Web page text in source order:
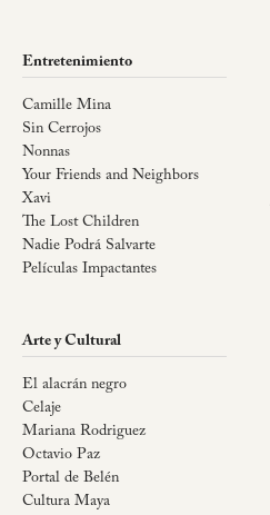
Entretenimiento
Camille Mina
Sin Cerrojos
Nonnas
Your Friends and Neighbors
Xavi
The Lost Children
Nadie Podrá Salvarte
Películas Impactantes
Arte y Cultural
El alacrán negro
Celaje
Mariana Rodriguez
Octavio Paz
Portal de Belén
Cultura Maya